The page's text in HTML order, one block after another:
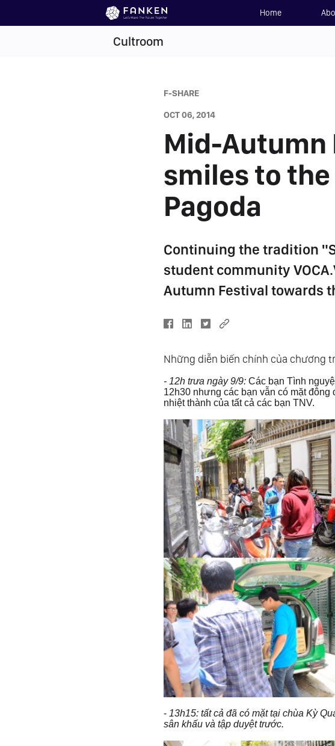
Home
Cultroom
F-SHARE
OCT 06, 2014
Mid-Autumn
smiles to
Pagoda
Continuing the tradition
student community
Autumn Festival towards
Những diễn biến chính của chương
- 12h trưa ngày 9/9: Các bạn Tình
12h30 nhưng các bạn vẫn có mặt đông
nhiệt thành của tất cả các bạn TNV.
- 13h15: tất cả đã có mặt tại chùa Kỳ
sân khấu và tập duyệt trước.